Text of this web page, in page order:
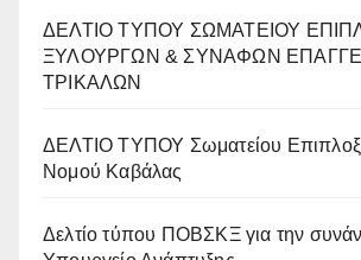
ΔΕΛΤΙΟ ΤΥΠΟΥ ΣΩΜΑΤΕΙΟΥ
ΞΥΛΟΥΡΓΩΝ & ΣΥΝΑΦΩΝ
ΤΡΙΚΑΛΩΝ
ΔΕΛΤΙΟ ΤΥΠΟΥ Σωματείου
Νομού Καβάλας
Δελτίο τύπου ΠΟΒΣΚΞ για την